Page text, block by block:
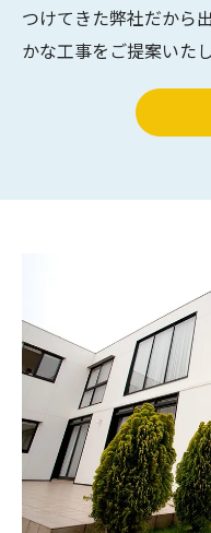
つけてきた弊社だから
かな工事をご提案いたし